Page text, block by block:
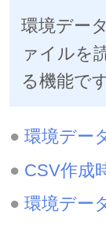
環境デー
ァイルを
る機能で
● 環境デー
● CSV作成
● 環境デー